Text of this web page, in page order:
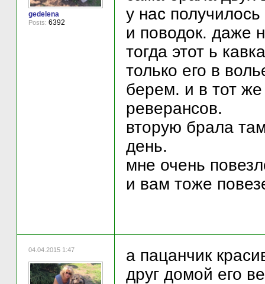
gedelena
Posts: 6392
у нас
и поводок. даже
тогда этот ь
только его в
берем. и в тот же
реверансов.
вторую брала
день.
мне очень
и вам тоже
04.04.2015 1:47
а пацанчик
друг домой его